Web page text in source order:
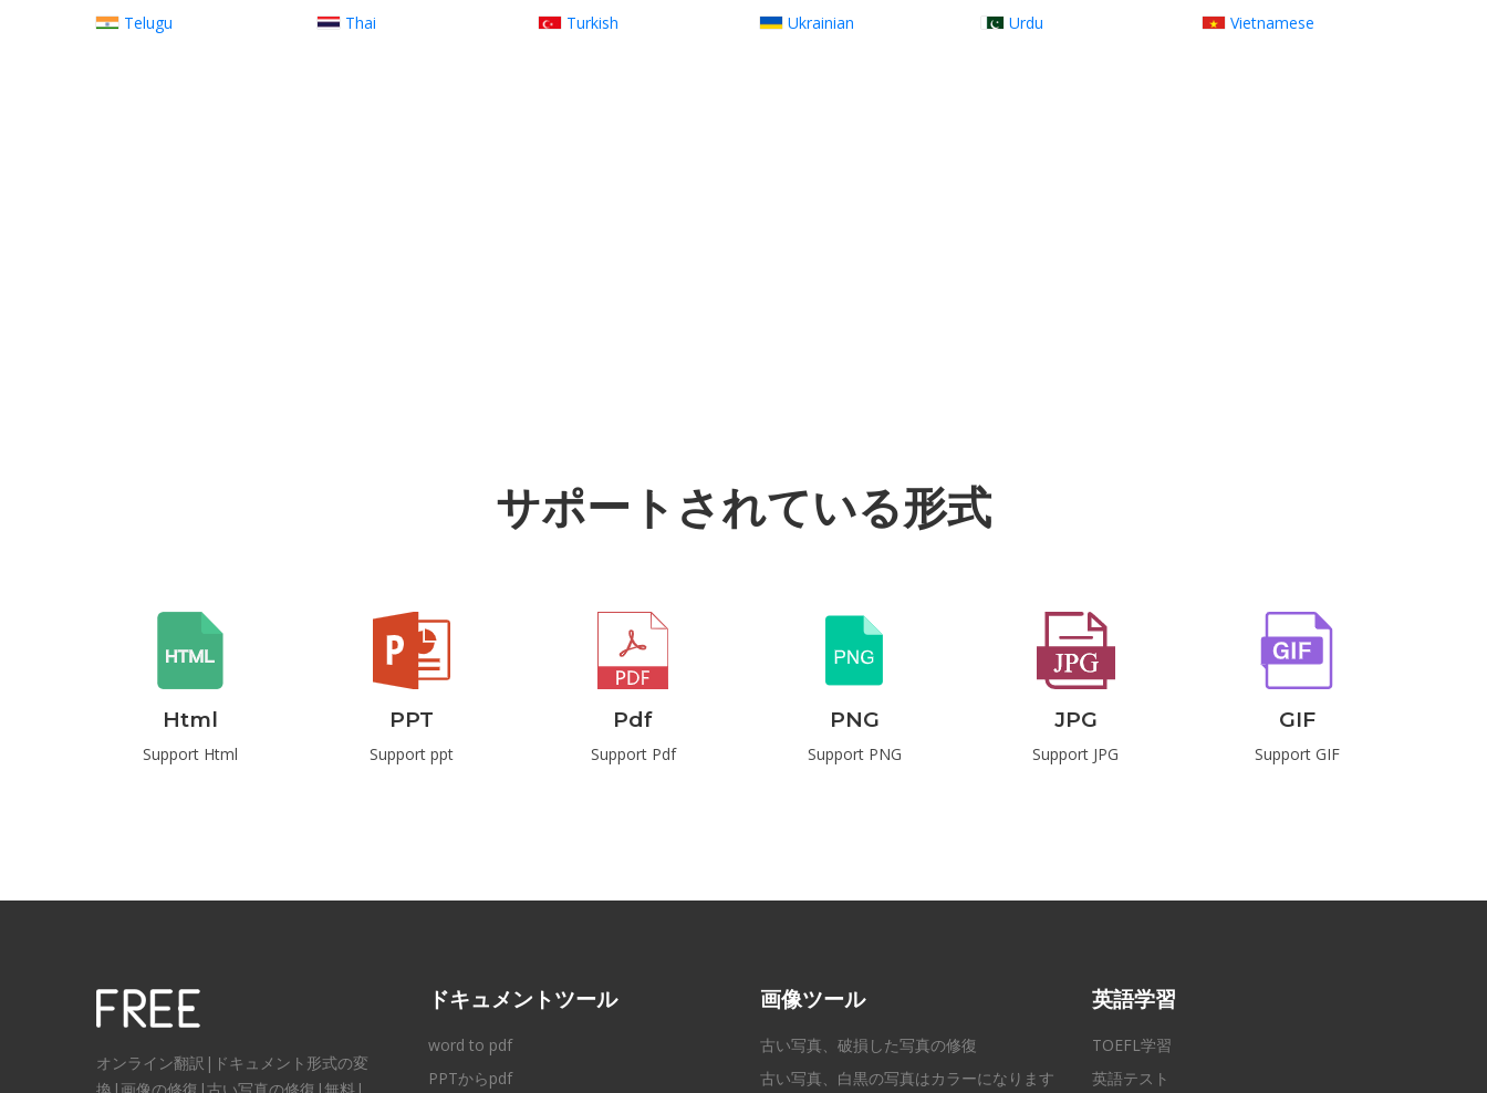
Telugu
Thai Turkish Ukrainian Urdu Vietnamese
サポートされている形式
Html
Support Html
PPT
Support ppt
Pdf
Support Pdf
PNG
Support PNG
JPG
Support JPG
GIF
Support GIF
オンライン翻訳|ドキュメント形式の変
ドキュメントツール
word to pdf
PPTからpdf
画像ツール
古い写真、破損した写真の修復
古い写真、白黒の写真はカラーになります
英語学習
TOEFL学習
英語テスト